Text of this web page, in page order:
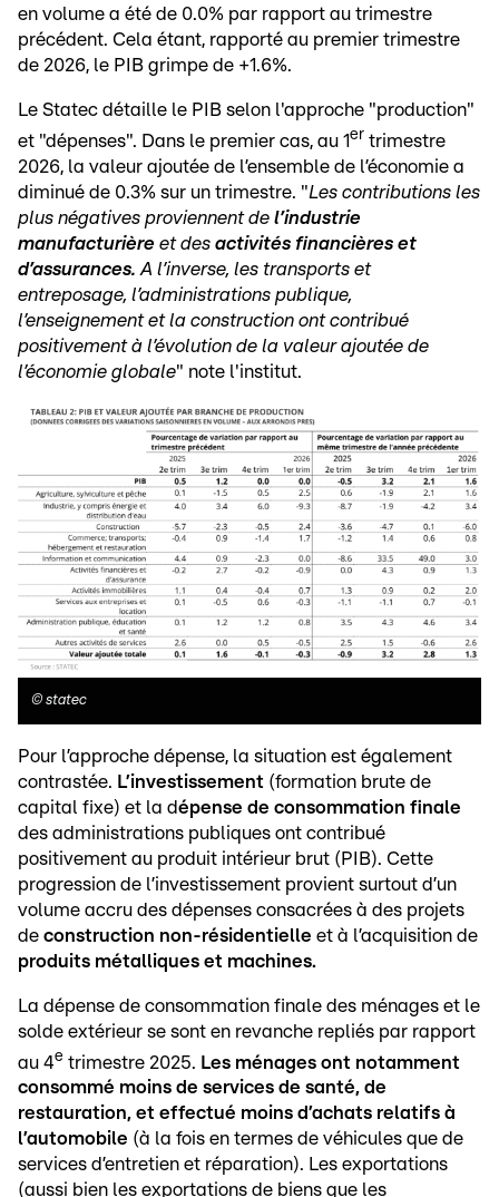
en volume a été de 0.0% par rapport au trimestre
précédent. Cela étant, rapporté au premier trimestre
de 2026, le PIB grimpe de +1.6%.
Le Statec détaille le PIB selon l'approche "production"
et "dépenses". Dans le premier cas, au 1er trimestre
2026, la valeur ajoutée de l’ensemble de l’économie a
diminué de 0.3% sur un trimestre. "Les contributions les
plus négatives proviennent de l’industrie
manufacturière et des activités financières et
d’assurances. A l’inverse, les transports et
entreposage, l’administrations publique,
l’enseignement et la construction ont contribué
positivement à l’évolution de la valeur ajoutée de
l’économie globale" note l'institut.
© statec
Pour l’approche dépense, la situation est également
contrastée. L’investissement (formation brute de
capital fixe) et la dépense de consommation finale
des administrations publiques ont contribué
positivement au produit intérieur brut (PIB). Cette
progression de l’investissement provient surtout d’un
volume accru des dépenses consacrées à des projets
de construction non-résidentielle et à l’acquisition de
produits métalliques et machines.
La dépense de consommation finale des ménages et le
solde extérieur se sont en revanche repliés par rapport
au 4e trimestre 2025. Les ménages ont notamment
consommé moins de services de santé, de
restauration, et effectué moins d’achats relatifs à
l’automobile (à la fois en termes de véhicules que de
services d’entretien et réparation). Les exportations
(aussi bien les exportations de biens que les